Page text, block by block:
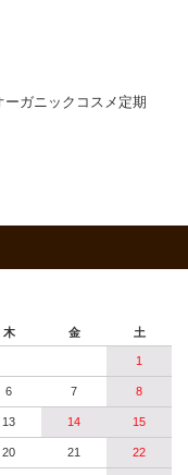
ガニックコスメ定期
木 金 土
1
6 7 8
13 14 15
20 21 22